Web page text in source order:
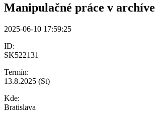
Manipulačné práce v archíve
2025-06-10 17:59:25
ID:
SK522131
Termín:
13.8.2025 (St)
Kde:
Bratislava